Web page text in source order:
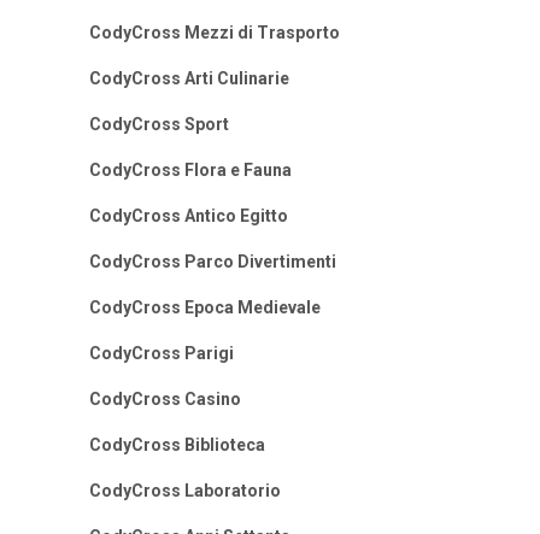
CodyCross Mezzi di Trasporto
CodyCross Arti Culinarie
CodyCross Sport
CodyCross Flora e Fauna
CodyCross Antico Egitto
CodyCross Parco Divertimenti
CodyCross Epoca Medievale
CodyCross Parigi
CodyCross Casino
CodyCross Biblioteca
CodyCross Laboratorio